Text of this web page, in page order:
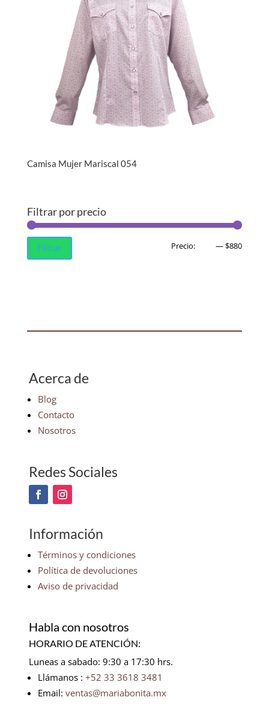
Camisa Mujer Mariscal 054
Filtrar por precio
Precio
Precio
Filtrar Precio: —$880
Acerca de
Blog
Contacto
Nosotros
Redes Sociales
Información
Términos y condiciones
Política de devoluciones
Aviso de privacidad
Habla con nosotros
HORARIO DE ATENCIÓN:
Luneas a sabado: 9:30 a 17:30 hrs.
Llámanos : +52 33 3618 3481
Email: ventas@mariabonita.mx